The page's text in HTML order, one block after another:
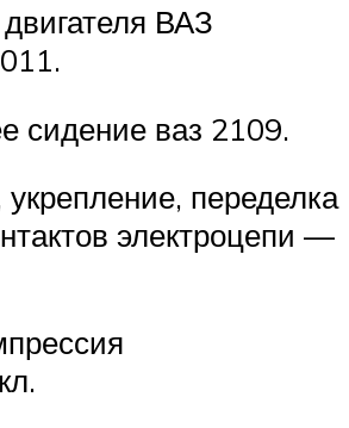
ВАЗ
сидение ваз 2109.
переделка
электроцепи —